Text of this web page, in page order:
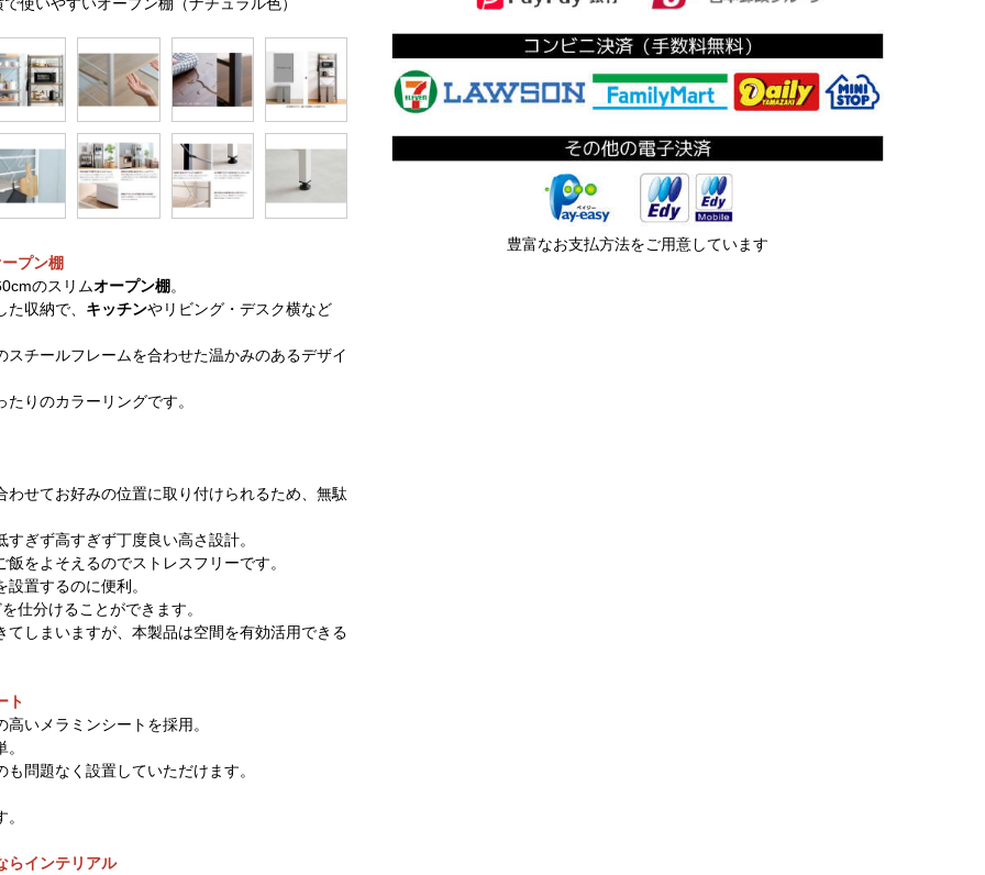
プン棚
のスリムオープン棚。
収納で、 キッチンやリビング・デスク横など
チールフレームを合わせた温かみのあるデザイ
りのカラーリングです。
せてお好みの位置に取り付けられるため、無駄
ぎず高すぎず丁度良い高さ設計。
をよそえるのでストレスフリーです。
置するのに便利。
仕分けることができます。
しまいますが、本製品は空間を有効活用できる
ト
いメラミンシートを採用。
問題なく設置していただけます。
らインテリアル
豊富なお支払方法をご用意しています